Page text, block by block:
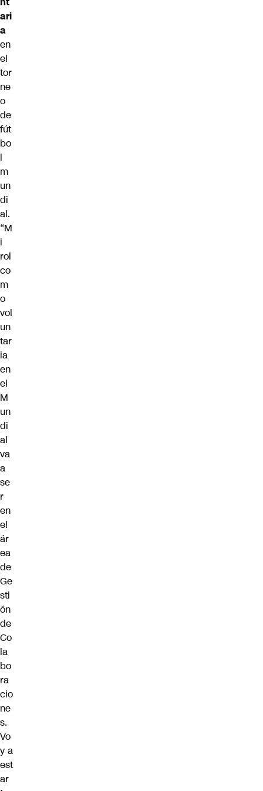
ari
a
en
el
tor
ne
o
de
fút
bo
l
m
un
di
al.
“M
i
rol
co
m
o
vol
un
tar
ia
en
el
M
un
di
al
va
a
se
r
en
el
ár
ea
de
Ge
sti
ón
de
Co
la
bo
ra
cio
ne
s.
Vo
y a
est
ar